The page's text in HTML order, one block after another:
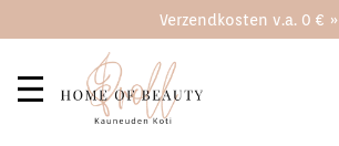
Verzendkosten v.a. 0 € »